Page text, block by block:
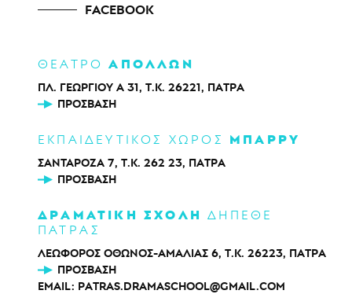
FACEBOOK
ΘΕΑΤΡΟΑΠΟΛΛΩΝ
ΠΛ. ΓΕΩΡΓΙΟΥ Α 31, Τ.Κ. 26221, ΠΑΤΡΑ
ΠΡΌΣΒΑΣΗ
ΕΚΠΑΙΔΕΥΤΙΚΟΣ ΧΩΡΟΣ ΜΠΑΡΡΥ
ΣΑΝΤΑΡΟΖΑ 7, Τ.Κ. 262 23, ΠΑΤΡΑ
ΠΡΌΣΒΑΣΗ
ΔΡΑΜΑΤΙΚΗ ΣΧΟΛΗ ΔΗΠΕΘΕ
ΠΑΤΡΑΣ
ΛΕΩΦΟΡΟΣ ΟΘΩΝΟΣ-ΑΜΑΛΙΑΣ 6, Τ.Κ. 26223, ΠΑΤΡΑ
ΠΡΌΣΒΑΣΗ
EMAIL: PATRAS.DRAMASCHOOL@GMAIL.COM